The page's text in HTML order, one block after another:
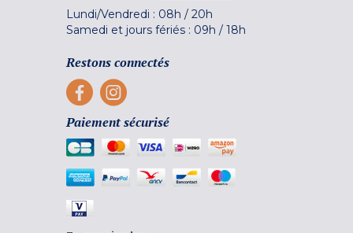
Lundi/Vendredi : 08h / 20h
Samedi et jours fériés : 09h / 18h
Restons connectés
Paiement sécurisé